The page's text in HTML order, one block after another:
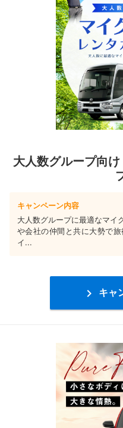
大人数グループ向
キャンペーン内容
大人数グループに最適なマイ
や会社の仲間と共に大勢で
イ...
 キャ